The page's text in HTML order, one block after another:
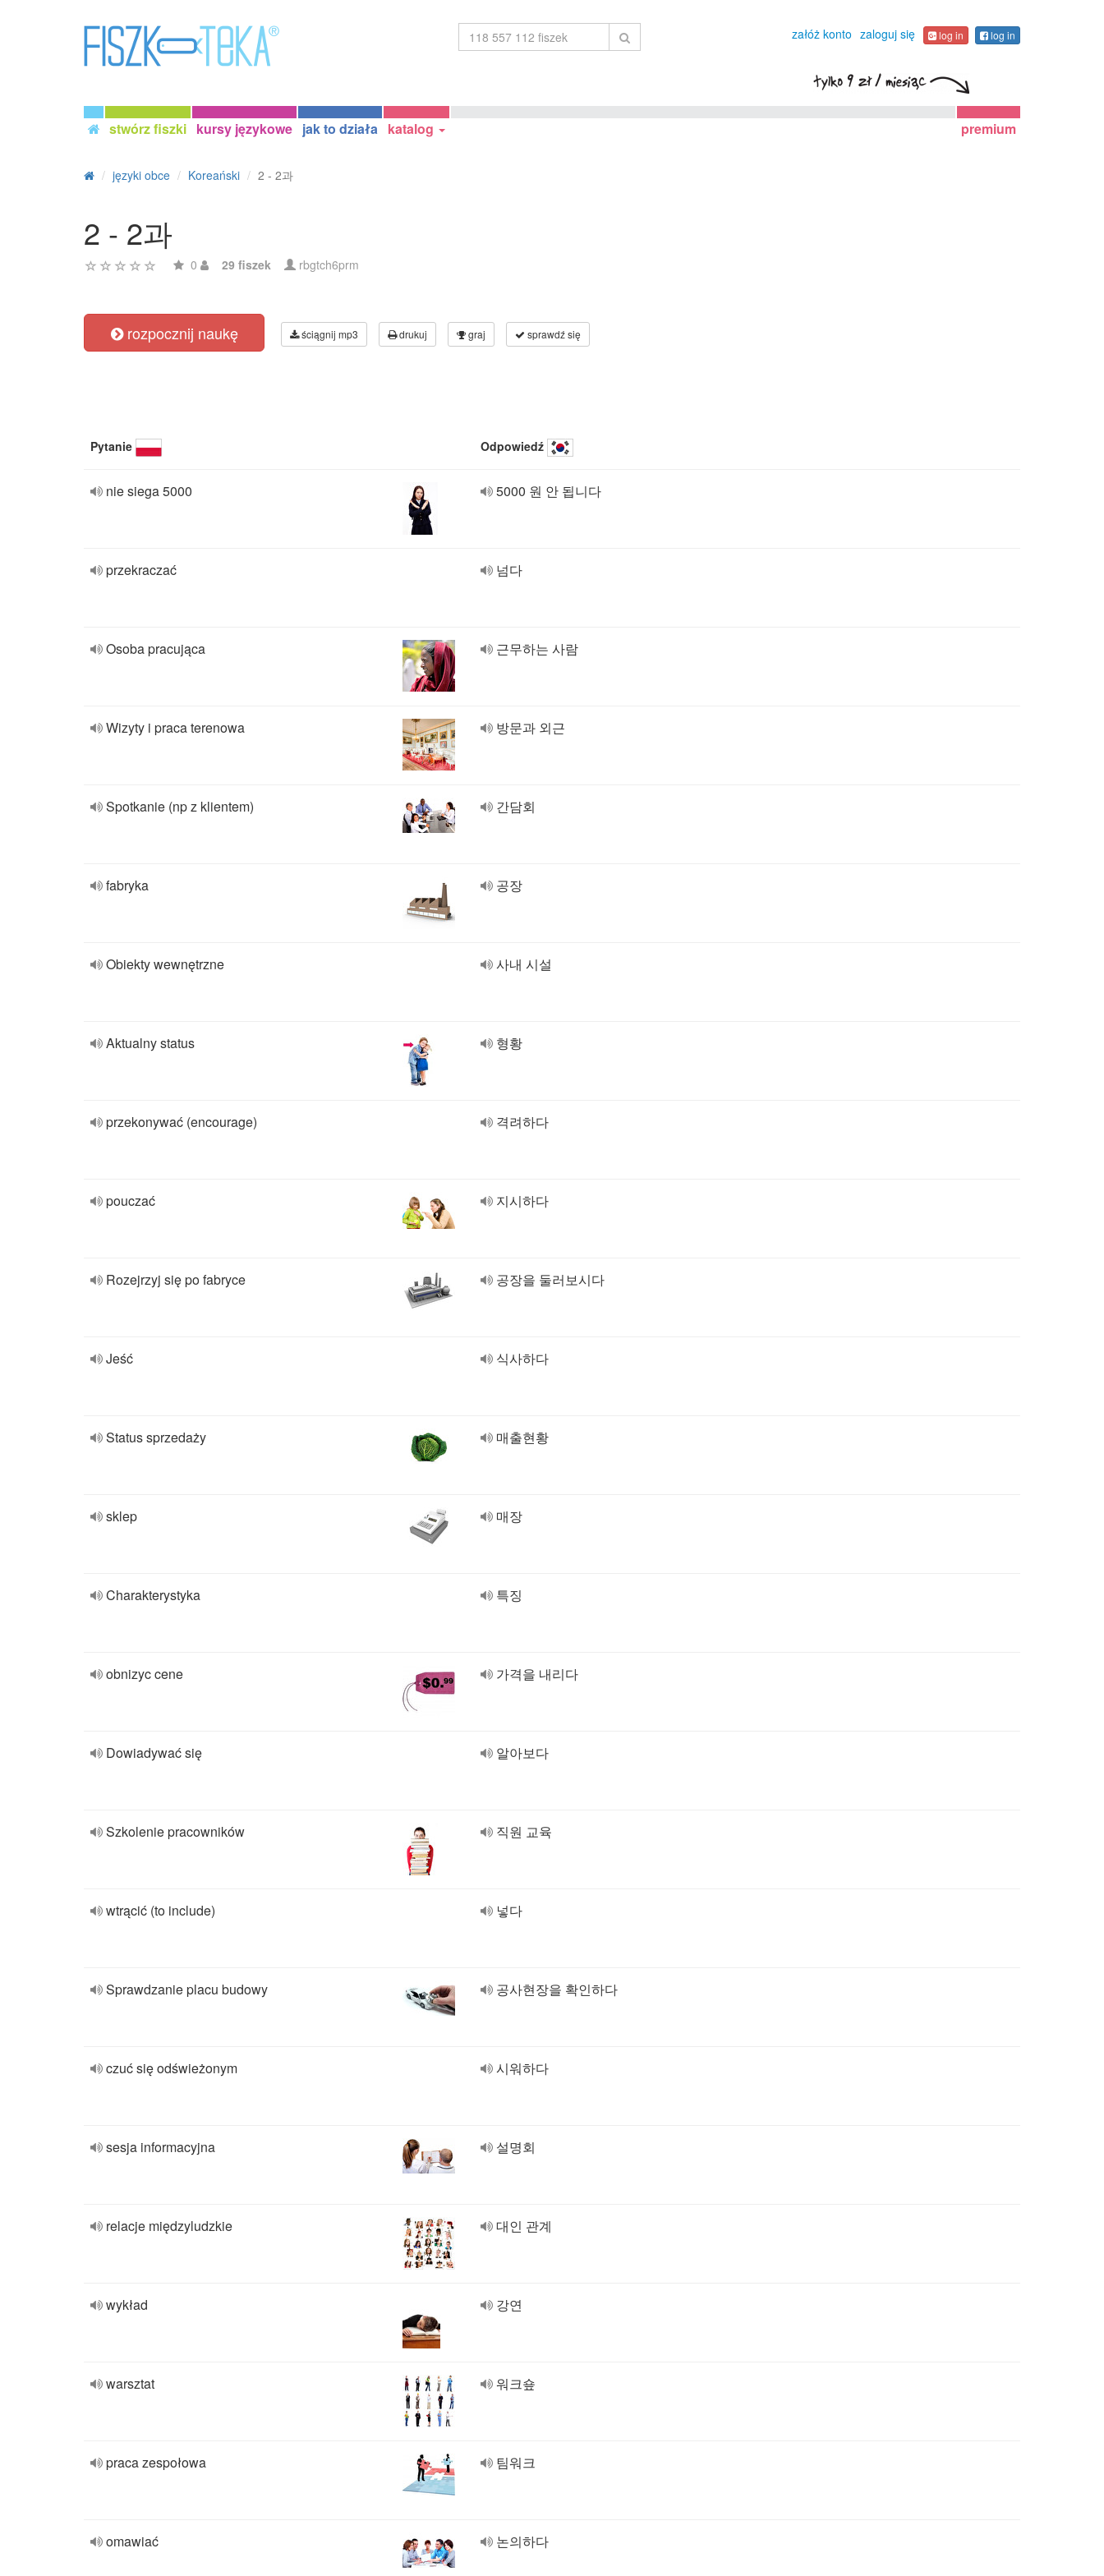
załóż konto zaloguj się log in log in
stwórz fiszki kursy językowe jak to działa katalog premium
języki obce Koreański 2 - 2과
2 - 2과
0 29 fiszek rbgtch6prm
rozpocznij naukę ściągnij mp3 drukuj graj sprawdź się
Pytanie Odpowiedź
nie siega 5000 5000 원 안 됩니다
przekraczać 넘다
Osoba pracująca 근무하는 사람
Wizyty i praca terenowa 방문과 외근
Spotkanie (np z klientem) 간담회
fabryka 공장
Obiekty wewnętrzne 사내 시설
Aktualny status 형황
przekonywać (encourage) 격려하다
pouczać 지시하다
Rozejrzyj się po fabryce 공장을 둘러보시다
Jeść 식사하다
Status sprzedaży 매출현황
sklep 매장
Charakterystyka 특징
obnizyc cene 가격을 내리다
Dowiadywać się 알아보다
Szkolenie pracowników 직원 교육
wtrącić (to include) 넣다
Sprawdzanie placu budowy 공사현장을 확인하다
czuć się odświeżonym 시워하다
sesja informacyjna 설명회
relacje międzyludzkie 대인 관계
wykład 강연
warsztat 워크숖
praca zespołowa 팀워크
omawiać 논의하다